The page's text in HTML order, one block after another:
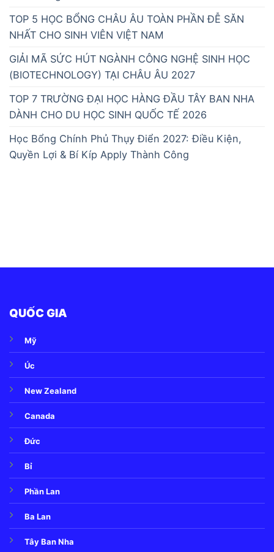
TOP 5 HỌC BỔNG CHÂU ÂU TOÀN PHẦN ĐỄ SĂN
NHẤT CHO SINH VIÊN VIỆT NAM
GIẢI MÃ SỨC HÚT NGÀNH CÔNG NGHỆ SINH HỌC
(BIOTECHNOLOGY) TẠI CHÂU ÂU 2027
TOP 7 TRƯỜNG ĐẠI HỌC HÀNG ĐẦU TÂY BAN NHA
DÀNH CHO DU HỌC SINH QUỐC TẾ 2026
Học Bổng Chính Phủ Thụy Điển 2027: Điều Kiện,
Quyền Lợi & Bí Kíp Apply Thành Công
QUỐC GIA
Mỹ
Úc
New Zealand
Canada
Đức
Bỉ
Phần Lan
Ba Lan
Tây Ban Nha